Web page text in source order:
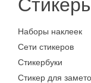
Наборы наклеек
Сети стикеров
Стикербуки
Стикер для